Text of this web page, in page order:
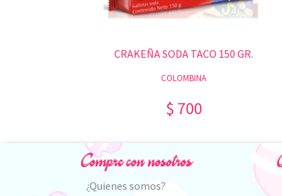
CRAKEÑA SODA TACO 150 GR.
COLOMBINA
$ 700
Compre con nosotros
¿Quienes somos?